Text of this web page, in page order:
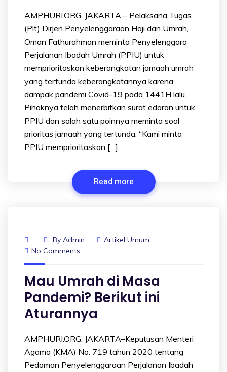
AMPHURI.ORG, JAKARTA – Pelaksana Tugas
(Plt) Dirjen Penyelenggaraan Haji dan Umrah,
Oman Fathurahman meminta Penyelenggara
Perjalanan Ibadah Umrah (PPIU) untuk
memprioritaskan keberangkatan jamaah umrah
yang tertunda keberangkatannya karena
dampak pandemi Covid-19 pada 1441H lalu.
Pihaknya telah menerbitkan surat edaran untuk
PPIU dan salah satu poinnya meminta soal
prioritas jamaah yang tertunda. “Kami minta
PPIU memprioritaskan […]
Read more
By Admin
Artikel Umum
No Comments
Mau Umrah di Masa
Pandemi? Berikut ini
Aturannya
AMPHURI.ORG, JAKARTA–Keputusan Menteri
Agama (KMA) No. 719 tahun 2020 tentang
Pedoman Penyelenggaraan Perjalanan Ibadah